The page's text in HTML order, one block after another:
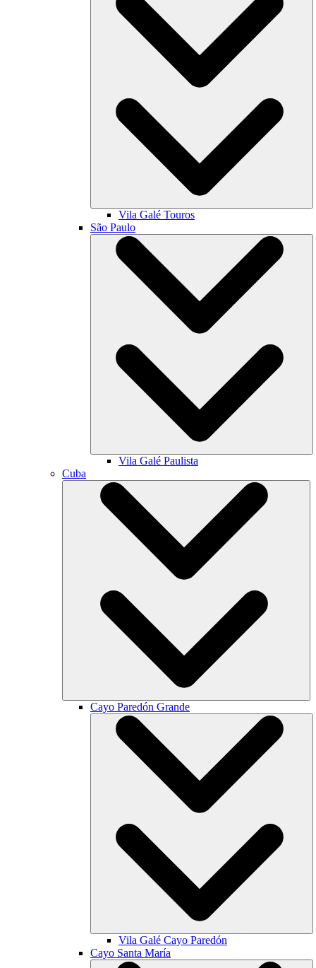
Vila Galé Touros
São Paulo
Vila Galé Paulista
Cuba
Cayo Paredón Grande
Vila Galé Cayo Paredón
Cayo Santa María